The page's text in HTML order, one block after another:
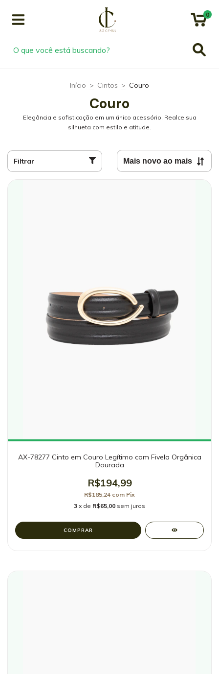
0
Início > Cintos > Couro
Couro
Elegância e sofisticação em um único acessório. Realce sua
silhueta com estilo e atitude.
Filtrar
AX-78277 Cinto em Couro Legítimo com Fivela Orgânica
Dourada
R$194,99
R$185,24 com Pix
3 x de R$65,00 sem juros
COMPRAR